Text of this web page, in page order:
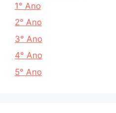
1° Ano
2° Ano
3° Ano
4° Ano
5° Ano